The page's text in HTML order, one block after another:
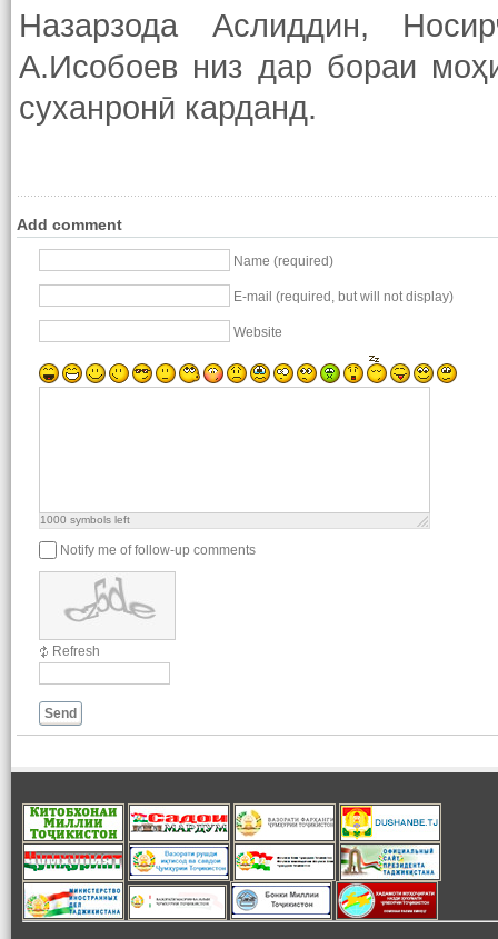
Назарзода Аслиддин,
А.Исобоев низ дар бораи
суханронӣ карданд.
Add comment
Name (required)
E-mail (required, but will not display)
Website
1000 symbols left
Notify me of follow-up comments
Refresh
Send